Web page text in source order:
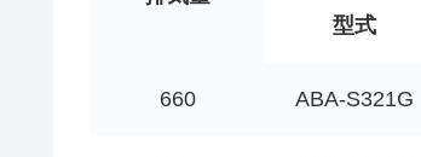
型式
660 ABA-S321G